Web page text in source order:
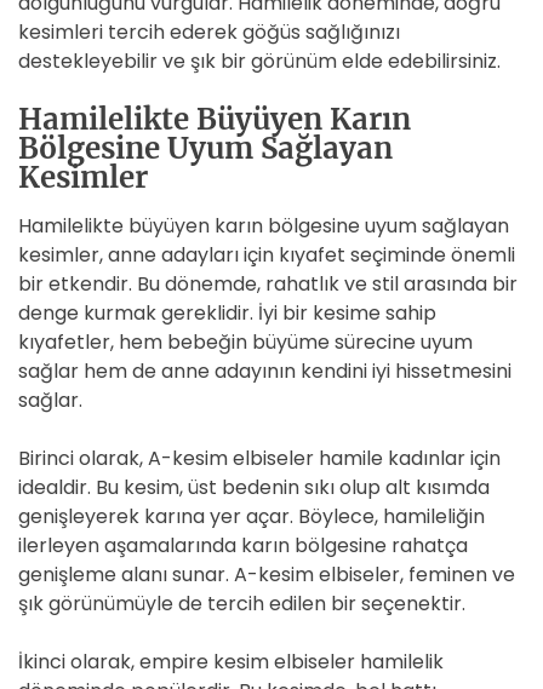
kesimleri tercih ederek göğüs sağlığınızı
destekleyebilir ve şık bir görünüm elde edebilirsiniz.
Hamilelikte Büyüyen Karın
Bölgesine Uyum Sağlayan
Kesimler
Hamilelikte büyüyen karın bölgesine uyum sağlayan
kesimler, anne adayları için kıyafet seçiminde önemli
bir etkendir. Bu dönemde, rahatlık ve stil arasında bir
denge kurmak gereklidir. İyi bir kesime sahip
kıyafetler, hem bebeğin büyüme sürecine uyum
sağlar hem de anne adayının kendini iyi hissetmesini
sağlar.
Birinci olarak, A-kesim elbiseler hamile kadınlar için
idealdir. Bu kesim, üst bedenin sıkı olup alt kısımda
genişleyerek karına yer açar. Böylece, hamileliğin
ilerleyen aşamalarında karın bölgesine rahatça
genişleme alanı sunar. A-kesim elbiseler, feminen ve
şık görünümüyle de tercih edilen bir seçenektir.
İkinci olarak, empire kesim elbiseler hamilelik